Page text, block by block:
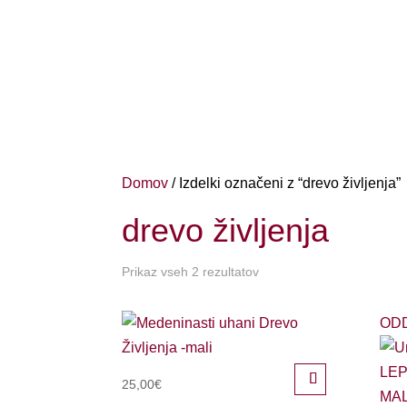
Domov / Izdelki označeni z “drevo življenja”
drevo življenja
Prikaz vseh 2 rezultatov
25,00€